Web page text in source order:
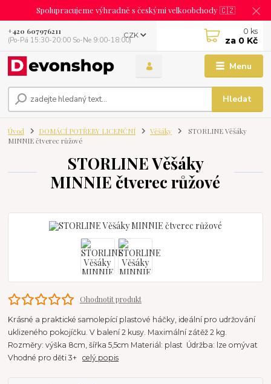
Spolupracujeme výhradně s českými velkoobchody 🇨🇿
Menu
CZK
Hledat
+420 607976211
(Po-Pá 15:30-20:00 So-Ne 9:00-18:00)
0 ks
za 0 Kč
Úvod DOMÁCÍ POTŘEBY LICENČNÍ Věšáky
STORLINE Věšáky
MINNIE čtverec růžové
STORLINE Věšáky
MINNIE čtverec růžové
Ohodnotit produkt
Krásné a praktické samolepící plastové háčky, ideální pro udržování
uklizeného pokojíčku. V balení 2 kusy. Maximální zátěž 2 kg.
Rozměry: výška 8cm, šířka 5,5cm Materiál: plast Údržba: lze omývat
Vhodné pro děti 3+celý popis